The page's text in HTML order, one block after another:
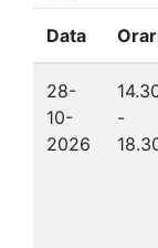
Data
28-
10-
2026
-